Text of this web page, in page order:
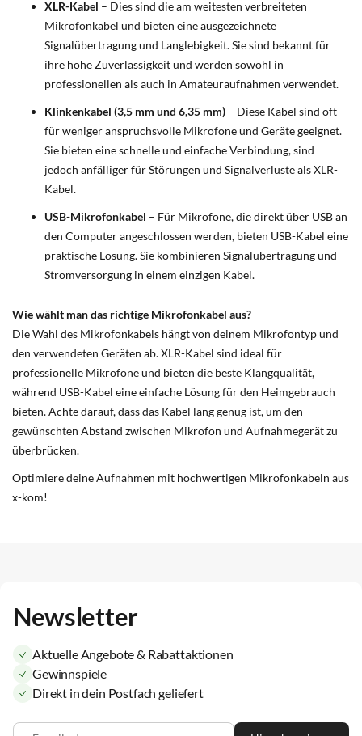
XLR-Kabel – Dies sind die am weitesten verbreiteten
Mikrofonkabel und bieten eine ausgezeichnete
Signalübertragung und Langlebigkeit. Sie sind bekannt für
ihre hohe Zuverlässigkeit und werden sowohl in
professionellen als auch in Amateuraufnahmen verwendet.
Klinkenkabel (3,5 mm und 6,35 mm) – Diese Kabel sind oft
für weniger anspruchsvolle Mikrofone und Geräte geeignet.
Sie bieten eine schnelle und einfache Verbindung, sind
jedoch anfälliger für Störungen und Signalverluste als XLR-
Kabel.
USB-Mikrofonkabel – Für Mikrofone, die direkt über USB an
den Computer angeschlossen werden, bieten USB-Kabel eine
praktische Lösung. Sie kombinieren Signalübertragung und
Stromversorgung in einem einzigen Kabel.
Wie wählt man das richtige Mikrofonkabel aus?
Die Wahl des Mikrofonkabels hängt von deinem Mikrofontyp und
den verwendeten Geräten ab. XLR-Kabel sind ideal für
professionelle Mikrofone und bieten die beste Klangqualität,
während USB-Kabel eine einfache Lösung für den Heimgebrauch
bieten. Achte darauf, dass das Kabel lang genug ist, um den
gewünschten Abstand zwischen Mikrofon und Aufnahmegerät zu
überbrücken.
Optimiere deine Aufnahmen mit hochwertigen Mikrofonkabeln aus
x-kom!
Newsletter
Aktuelle Angebote & Rabattaktionen
Gewinnspiele
Direkt in dein Postfach geliefert